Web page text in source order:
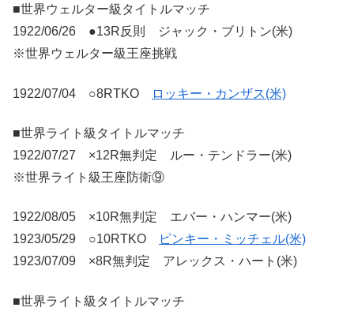
■世界ウェルター級タイトルマッチ
1922/06/26 ●13R反則 ジャック・ブリトン(米)
※世界ウェルター級王座挑戦
1922/07/04 ○8RTKO ロッキー・カンザス(米)
■世界ライト級タイトルマッチ
1922/07/27 ×12R無判定 ルー・テンドラー(米)
※世界ライト級王座防衛⑨
1922/08/05 ×10R無判定 エバー・ハンマー(米)
1923/05/29 ○10RTKO
ピンキー・ミッチェル(米)
1923/07/09 ×8R無判定 アレックス・ハート(米)
■世界ライト級タイトルマッチ